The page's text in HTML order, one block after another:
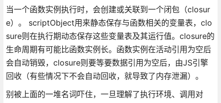
当一个函数实例执行时，会创建或关联到一个闭包（closur
e）。 scriptObject用来静态保存与函数相关的变量表，clo
sure则在执行期动态保存这些变量表及其运行值。closure的
生命周期有可能比函数实例长。函数实例在活动引用为空后
会自动销毁，closure则要等要数据引用为空后，由JS引擎
回收（有些情况下不会自动回收，就导致了内存泄漏）。
别被上面的一堆名词吓住，一旦理解了执行环境、调用对